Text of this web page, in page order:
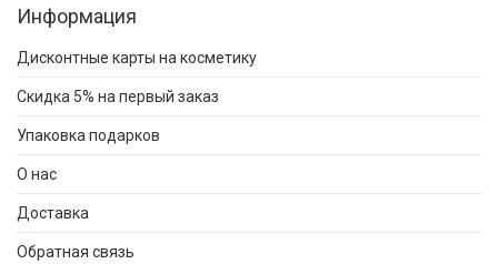
Информация
Дисконтные карты на косметику
Скидка 5% на первый заказ
Упаковка подарков
О нас
Доставка
Обратная связь